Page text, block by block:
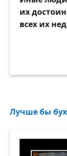
их
всех их
Лучше бы